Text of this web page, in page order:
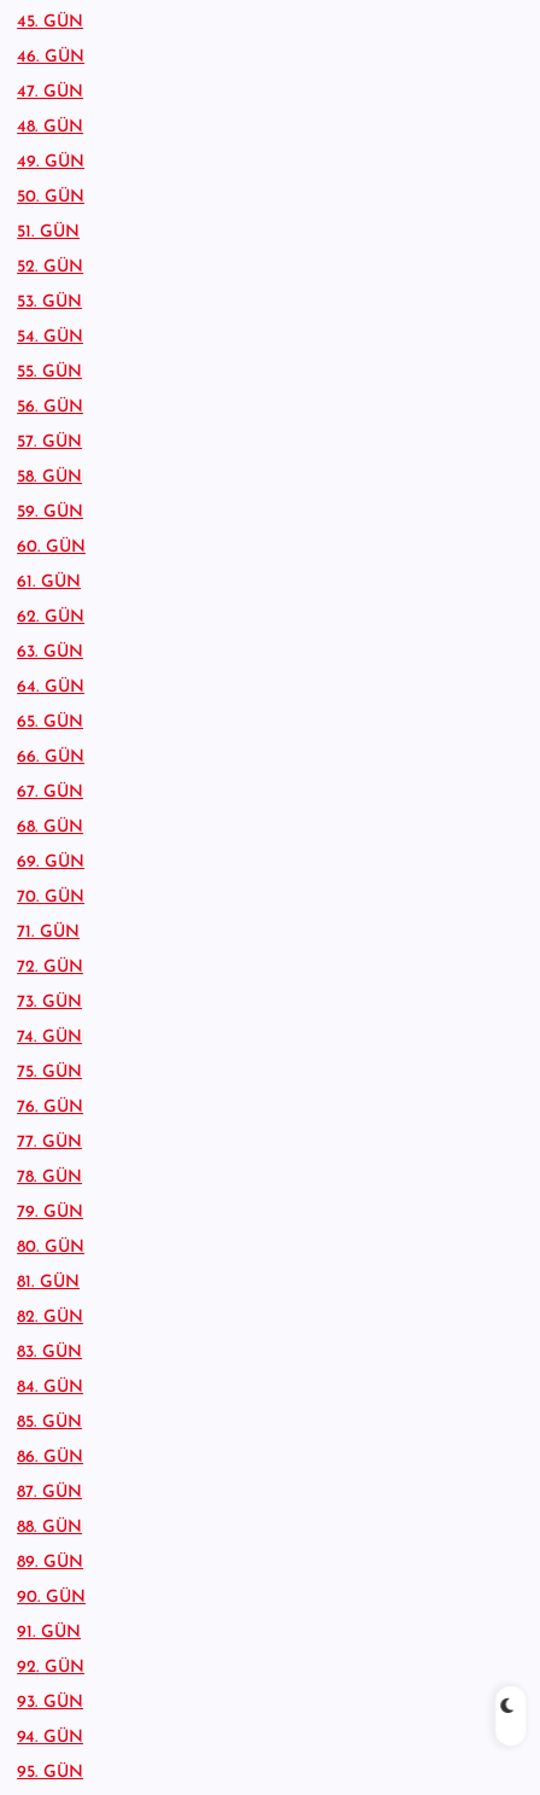
45. GÜN
46. GÜN
47. GÜN
48. GÜN
49. GÜN
50. GÜN
51. GÜN
52. GÜN
53. GÜN
54. GÜN
55. GÜN
56. GÜN
57. GÜN
58. GÜN
59. GÜN
60. GÜN
61. GÜN
62. GÜN
63. GÜN
64. GÜN
65. GÜN
66. GÜN
67. GÜN
68. GÜN
69. GÜN
70. GÜN
71. GÜN
72. GÜN
73. GÜN
74. GÜN
75. GÜN
76. GÜN
77. GÜN
78. GÜN
79. GÜN
80. GÜN
81. GÜN
82. GÜN
83. GÜN
84. GÜN
85. GÜN
86. GÜN
87. GÜN
88. GÜN
89. GÜN
90. GÜN
91. GÜN
92. GÜN
93. GÜN
94. GÜN
95. GÜN